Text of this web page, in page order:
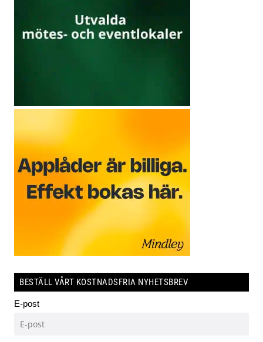
BESTÄLL VÅRT KOSTNADSFRIA NYHETSBREV
E-post